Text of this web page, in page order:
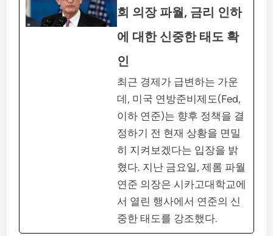
회 의장 파월, 금리 인하
에 대한 신중한 태도 확
인
최근 경제가 급변하는 가운
데, 미국 연방준비제도(Fed,
이하 연준)는 향후 정책을 결
정하기 전 현재 상황을 면밀
히 지켜보겠다는 입장을 밝
혔다. 지난 금요일, 제롬 파월
연준 의장은 시카고대학교에
서 열린 행사에서 연준의 신
중한 태도를 강조했다.